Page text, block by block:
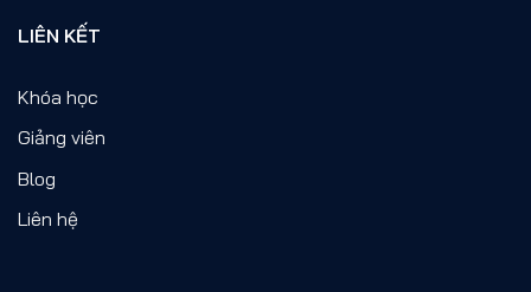
LIÊN KẾT
Khóa học
Giảng viên
Blog
Liên hệ